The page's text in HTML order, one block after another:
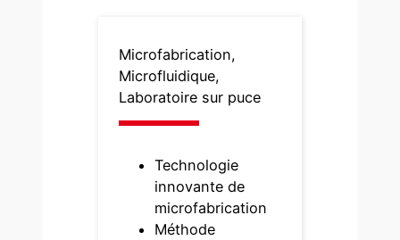
Microfabrication,
Microfluidique,
Laboratoire sur puce
Technologie
innovante de
microfabrication
Méthode